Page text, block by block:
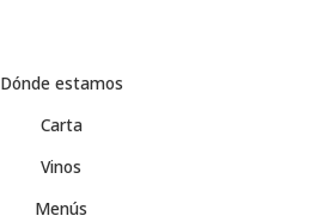
Dónde estamos
Carta
Vinos
Menús